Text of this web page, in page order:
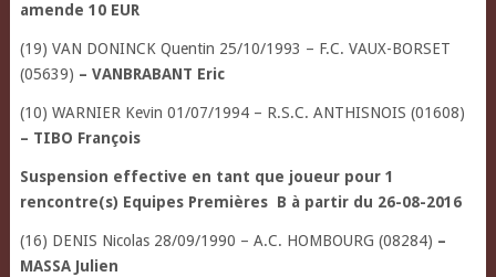
amende 10 EUR
(19) VAN DONINCK Quentin 25/10/1993 – F.C. VAUX-BORSET
(05639) – VANBRABANT Eric
(10) WARNIER Kevin 01/07/1994 – R.S.C. ANTHISNOIS (01608)
– TIBO François
Suspension effective en tant que joueur pour 1
rencontre(s) Equipes Premières B à partir du 26-08-2016
(16) DENIS Nicolas 28/09/1990 – A.C. HOMBOURG (08284) –
MASSA Julien